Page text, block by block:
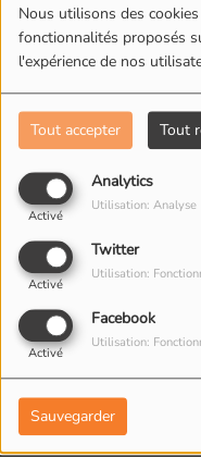
Nous utilisons des
fonctionnalités proposés
l'expérience de nos
Tout accepter Tout
Analytics
Activé
Utilisation: Analyse
Twitter
Activé
Utilisation:
Facebook
Activé
Utilisation:
Sauvegarder
de
Boissière